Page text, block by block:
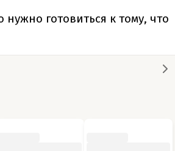
готовиться к тому, что